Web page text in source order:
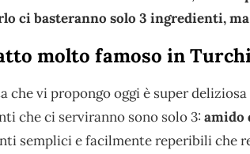
ci basteranno solo 3 ingredienti,
molto famoso in
che vi propongo oggi è super
che ci serviranno sono solo 3: amido
semplici e facilmente reperibili che